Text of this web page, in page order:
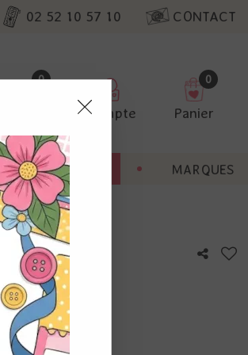
02 52 10 57 10 CONTACT
0
Compte
0
Panier
BONNES AFFAIRES MARQUES